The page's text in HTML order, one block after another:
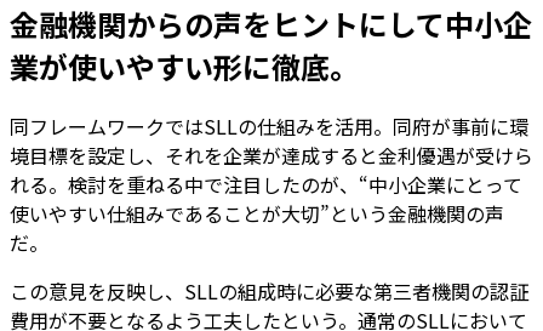
金融機関からの声をヒントにして中小企
業が使いやすい形に徹底。
同フレームワークではSLLの仕組みを活用。同府が事前に環
境目標を設定し、それを企業が達成すると金利優遇が受けら
れる。検討を重ねる中で注目したのが、“中小企業にとって
使いやすい仕組みであることが大切”という金融機関の声
だ。
この意見を反映し、SLLの組成時に必要な第三者機関の認証
費用が不要となるよう工夫したという。通常のSLLにおいて